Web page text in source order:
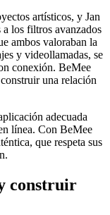
artísticos, y Jan
los filtros avanzados
ambos valoraban la
y videollamadas, se
conexión. BeMee
una relación
adecuada
línea. Con BeMee
que respeta sus
construir